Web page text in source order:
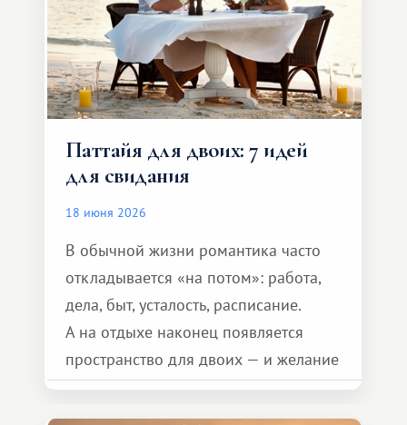
Паттайя для двоих: 7 идей
для свидания
18 июня 2026
В обычной жизни романтика часто
откладывается «на потом»: работа,
дела, быт, усталость, расписание.
А на отдыхе наконец появляется
пространство для двоих — и желание
сделать для близкого человека что-то
особенное. Не обязательно